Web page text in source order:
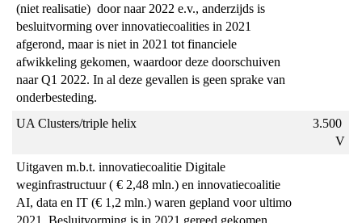
(niet realisatie)  door naar 2022 e.v., anderzijds is
besluitvorming over innovatiecoalities in 2021
afgerond, maar is niet in 2021 tot financiele
afwikkeling gekomen, waardoor deze doorschuiven
naar Q1 2022. In al deze gevallen is geen sprake van
onderbesteding.
UA Clusters/triple helix
3.500
V
Uitgaven m.b.t. innovatiecoalitie Digitale
weginfrastructuur ( € 2,48 mln.) en innovatiecoalitie
AI, data en IT (€ 1,2 mln.) waren gepland voor ultimo
2021. Besluitvorming is in 2021 gereed gekomen,